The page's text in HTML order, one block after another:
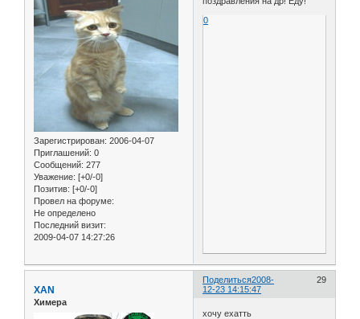
Зарегистрирован: 2006-04-07
Приглашений: 0
Сообщений: 277
Уважение: [+0/-0]
Позитив: [+0/-0]
Провел на форуме:
Не определено
Последний визит:
2009-04-07 14:27:26
0
Поделиться 29
2008-
12-23 14:15:47
XAN
Химера
хочу ехатть